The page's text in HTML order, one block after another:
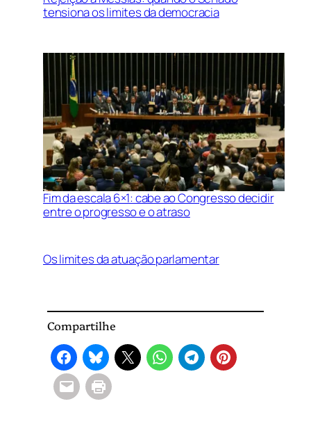
tensiona os limites da democracia
Fim da escala 6×1: cabe ao Congresso decidir
entre o progresso e o atraso
Os limites da atuação parlamentar
Compartilhe